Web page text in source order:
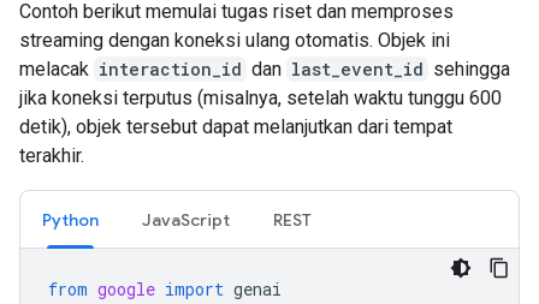
Contoh berikut memulai tugas riset dan memproses
streaming dengan koneksi ulang otomatis. Objek ini
melacak interaction_id dan last_event_id sehingga
jika koneksi terputus (misalnya, setelah waktu tunggu 600
detik), objek tersebut dapat melanjutkan dari tempat
terakhir.
Python JavaScript REST
from google import genai